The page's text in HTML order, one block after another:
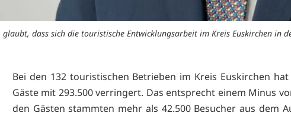
dass sich die touristische Entwicklungsarbeit im Kreis Euskirchen in
Bei den 132 touristischen Betrieben im Kreis Euskirchen
Gäste mit 293.500 verringert. Das entsprecht einem Minus
den Gästen stammten mehr als 42.500 Besucher aus dem